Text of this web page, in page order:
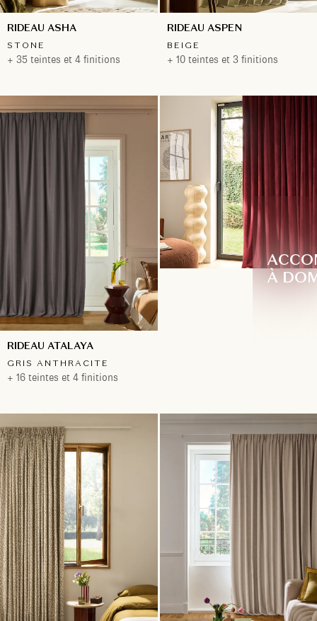
RIDEAU ASHA
STONE
+ 35 teintes et 4 finitions
RIDEAU ASPEN
BEIGE
+ 10 teintes et 3 finitions
RIDEAU ATALAYA
GRIS ANTHRACITE
+ 16 teintes et 4 finitions
À